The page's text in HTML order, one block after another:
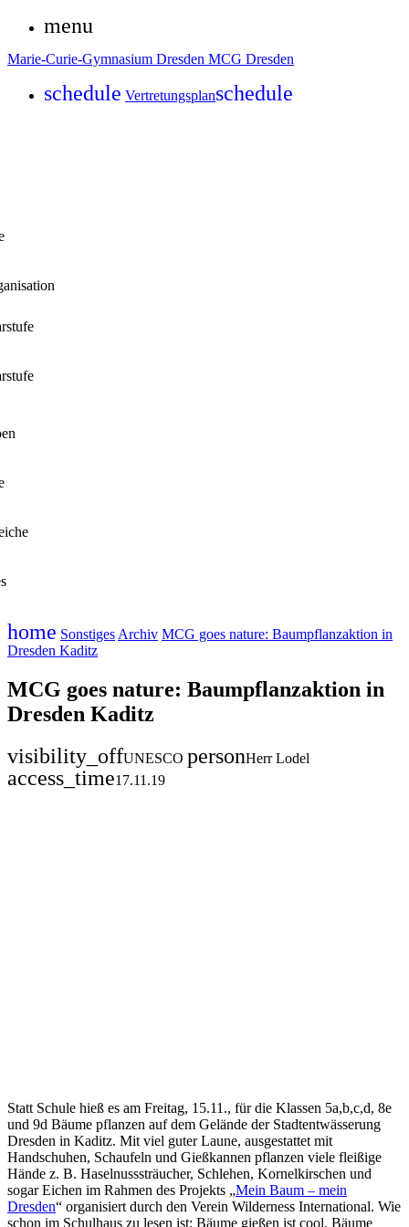
menu
Marie-Curie-Gymnasium Dresden MCG Dresden
schedule Vertretungsplanschedule
home Sonstiges Archiv MCG goes nature: Baumpflanzaktion in
Dresden Kaditz
MCG goes nature: Baumpflanzaktion in
Dresden Kaditz
visibility_offUNESCO personHerr Lodel
access_time17.11.19
Statt Schule hieß es am Freitag, 15.11., für die Klassen 5a,b,c,d, 8e
und 9d Bäume pflanzen auf dem Gelände der Stadtentwässerung
Dresden in Kaditz. Mit viel guter Laune, ausgestattet mit
Handschuhen, Schaufeln und Gießkannen pflanzen viele fleißige
Hände z. B. Haselnusssträucher, Schlehen, Kornelkirschen und
sogar Eichen im Rahmen des Projekts „Mein Baum – mein
Dresden“ organisiert durch den Verein Wilderness International. Wie
schon im Schulhaus zu lesen ist: Bäume gießen ist cool, Bäume